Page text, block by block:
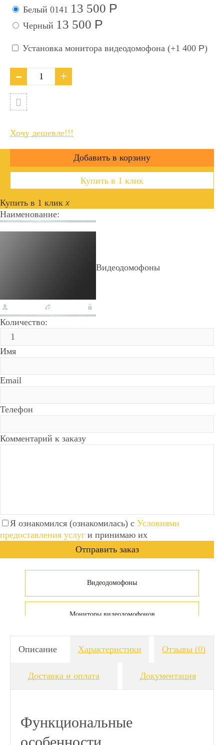
Белый 0141 13 500 Р
Черный 13 500 Р
Установка монитора видеодомофона (+1 400 Р)
Хочу дешевле!!!
Купить в 1 клик
Купить в 1 клик x
Наименование:
Видеодомофоны
Количество:
Имя
Email
Телефон
Комментарий к заказу
Я ознакомился (ознакомилась) с Условиями
предоставления услуг и принимаю их
Видеодомофоны
Мониторы видеодомофонов
Видеодомофоны для дачи
Аналоговые видеодомофоны
AHD видеодомофоны
Описание Характеристики Отзывы(0)
Доставка и оплата Документация
Функциональные
особенности